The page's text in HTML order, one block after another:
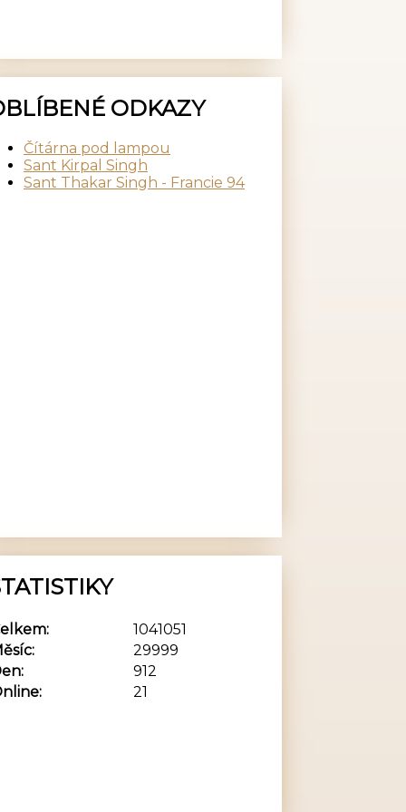
ODKAZY
Čítárna pod lampou
Sant Kirpal Singh
Sant Thakar Singh - Francie 94
21
1041051
29999
912